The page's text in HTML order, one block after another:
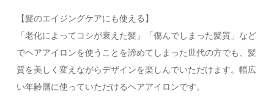
【髪のエイジングケアにも使える】
「老化によってコシが衰えた髪」「傷んでしまった髪質」など
でヘアアイロンを使うことを諦めてしまった世代の方でも、髪
質を美しく変えながらデザインを楽しんでいただけます。幅広
い年齢層に使っていただけるヘアアイロンです。